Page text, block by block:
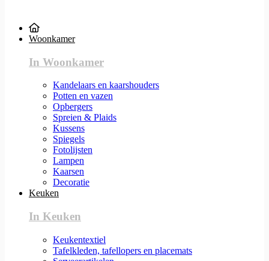
Woonkamer
In Woonkamer
Kandelaars en kaarshouders
Potten en vazen
Opbergers
Spreien & Plaids
Kussens
Spiegels
Fotolijsten
Lampen
Kaarsen
Decoratie
Keuken
In Keuken
Keukentextiel
Tafelkleden, tafellopers en placemats